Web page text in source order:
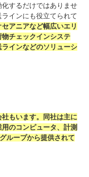
するだけではありませ
インにも役立てられて
アニアなど幅広いエリ
チェックインシステ
インなどのソリューシ
社もいます。同社は主に
のコンピュータ、計測
ループから提供されて